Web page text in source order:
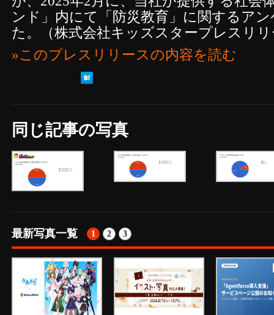
ンド」内にて「防災教育」に関するア
た。（株式会社キッズスタープレスリ
»このプレスリリースの内容を読む
同じ記事の写真
最新写真一覧 1 2 3